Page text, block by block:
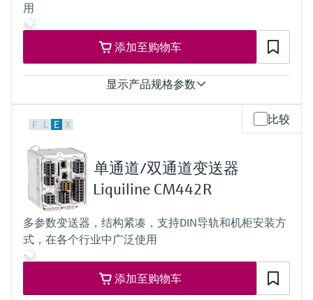
产品工具
通过产品筛选，选择测量仪表
通过产品特性查找适当的测量设备、软件或
Applicator 选型和计算软件
Device Viewer
查找产品具体信息和文档
备件查找工具
您可通过产品型号、订单代码或序列号，轻
松查找所需备件。
伺服液位测量
机电式物位测量
微波限位栅物位测量
选购全部
营养盐分析仪和传感器
金属分析仪
光度计
Memosens数字技术
选购全部
选购全部
选购全部
所有行业的关注焦点
工业领域的可持续发展解决方案
数字化驱动流程工业转型升级
决策级过程透明度，赋能卓越运营
用
添加至购物车
显示产品规格参数
1...2路Memosens数字量输入
2...4路0/4...20 mA电流输出
报警继电器
2路继电器
防护等级
IP67
F L E X 比较
单通道/双通道变送器
Liquiline CM442R
多参数变送器，结构紧凑，支持DIN导轨和机柜安装方
式，在各个行业中广泛使用
添加至购物车